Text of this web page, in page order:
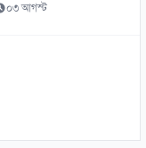
০৩ আগস্ট